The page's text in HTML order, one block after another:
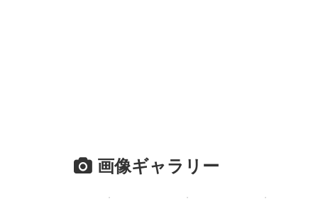
画像ギャラリー